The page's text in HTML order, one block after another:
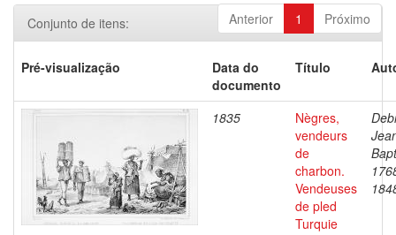
Anterior 1 Próximo
Conjunto de itens:
Pré-visualização
Data do
documento
Título
1835
Nègres,
vendeurs
de
charbon.
Vendeuses
de pled
Turquie